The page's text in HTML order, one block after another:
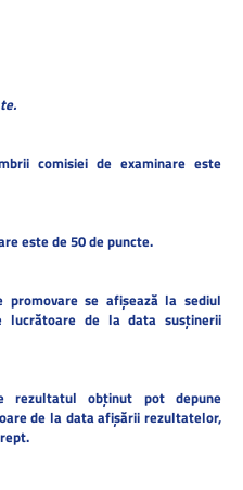
comisiei de examinare este
este de 50 de puncte.
promovare se afişează la sediul
de la data susţinerii
rezultatul obţinut pot depune
de la data afişării rezultatelor,